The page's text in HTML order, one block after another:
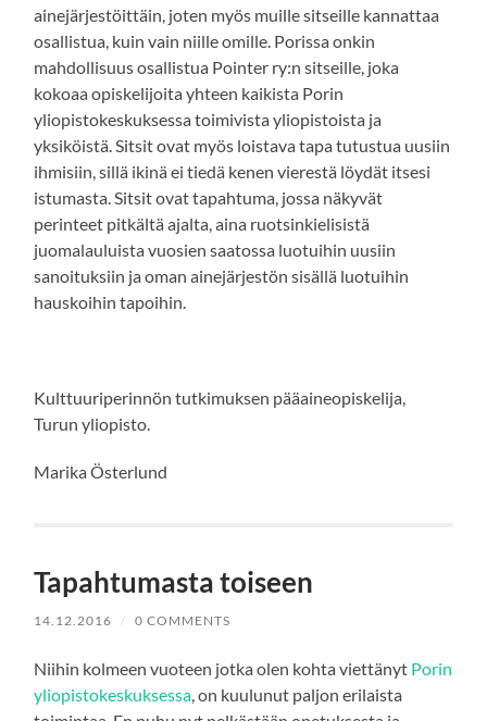
ainejärjestöittäin, joten myös muille sitseille kannattaa
osallistua, kuin vain niille omille. Porissa onkin
mahdollisuus osallistua Pointer ry:n sitseille, joka
kokoaa opiskelijoita yhteen kaikista Porin
yliopistokeskuksessa toimivista yliopistoista ja
yksiköistä. Sitsit ovat myös loistava tapa tutustua uusiin
ihmisiin, sillä ikinä ei tiedä kenen vierestä löydät itsesi
istumasta. Sitsit ovat tapahtuma, jossa näkyvät
perinteet pitkältä ajalta, aina ruotsinkielisistä
juomalauluista vuosien saatossa luotuihin uusiin
sanoituksiin ja oman ainejärjestön sisällä luotuihin
hauskoihin tapoihin.
Kulttuuriperinnön tutkimuksen pääaineopiskelija,
Turun yliopisto.
Marika Österlund
Tapahtumasta toiseen
14.12.2016 / 0 COMMENTS
Niihin kolmeen vuoteen jotka olen kohta viettänyt Porin
yliopistokeskuksessa, on kuulunut paljon erilaista